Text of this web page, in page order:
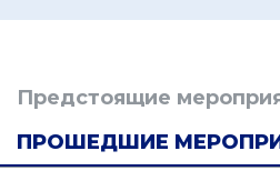
Предстоящие
ПРОШЕДШИЕ